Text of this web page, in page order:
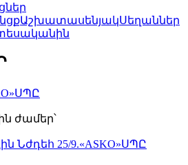
ԱշխատասենյակՍեղաններ
ժամեր՝
Նժդեհ 25/9.«ASKO»ՍՊԸ